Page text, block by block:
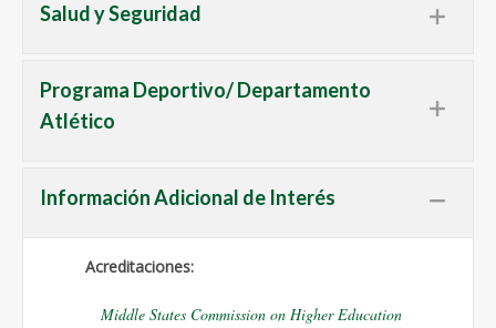
Salud y Seguridad
Programa Deportivo/ Departamento
Atlético
Información Adicional de Interés
Acreditaciones:
Middle States Commission on Higher Education